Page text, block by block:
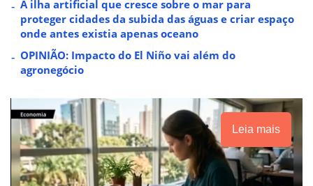
A ilha artificial que cresce sobre o mar para
proteger cidades da subida das águas e criar espaço
onde antes existia apenas oceano
OPINIÃO: Impacto do El Niño vai além do
agronegócio
Leia mais